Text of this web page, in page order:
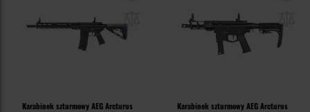
Karabinek szturmowy AEG Arcturus
Karabinek szturmowy AEG Arcturus